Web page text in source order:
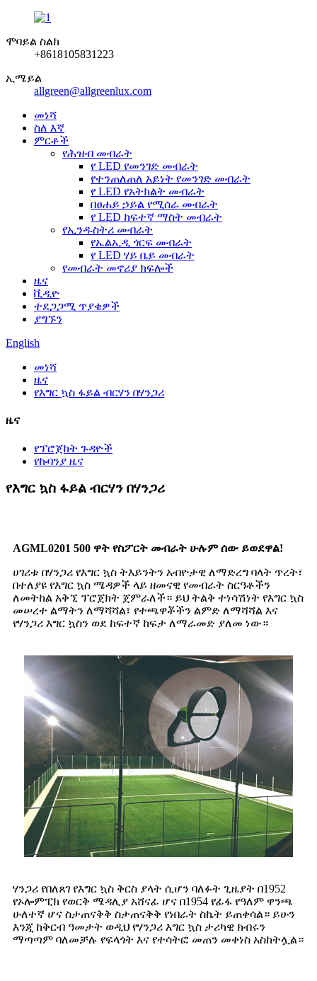
ሞባይል ስልክ
+8618105831223
ኢሜይል
allgreen@allgreenlux.com
መነሻ
ስለ እኛ
ምርቶች
የሕዝብ መብራት
የ LED የመንገድ መብራት
የተንጠለጠለ አይነት የመንገድ መብራት
የ LED የአትክልት መብራት
በፀሐይ ኃይል የሚሰራ መብራት
የ LED ከፍተኛ ማስት መብራት
የኢንዱስትሪ መብራት
የኤልኢዲ ጎርፍ መብራት
የ LED ሃይ ቤይ መብራት
የመብራት መኖሪያ ክፍሎች
ዜና
ቪዲዮ
ተደጋጋሚ ጥያቄዎች
ያግኙን
English
መነሻ
ዜና
የእግር ኳስ ፋይል ብርሃን በሃንጋሪ
ዜና
የፕሮጀክት ጉዳዮች
የኩባንያ ዜና
የእግር ኳስ ፋይል ብርሃን በሃንጋሪ
AGML0201 500 ዋት የስፖርት መብራት ሁሉም ሰው ይወደዋል!
ሀገሪቱ በሃንጋሪ የእግር ኳስ ትእይንትን አብዮታዊ ለማድረግ ባላት ጥረት፣
በተለያዩ የእግር ኳስ ሜዳዎች ላይ ዘመናዊ የመብራት ስርዓቶችን
ለመትከል አቅኚ ፕሮጀክት ጀምራለች። ይህ ትልቅ ተነሳሽነት የእግር ኳስ
መሠረተ ልማትን ለማሻሻል፣ የተጫዋቾችን ልምድ ለማሻሻል እና
የሃንጋሪ እግር ኳስን ወደ ከፍተኛ ከፍታ ለማራመድ ያለመ ነው።
ሃንጋሪ የበለጸገ የእግር ኳስ ቅርስ ያላት ሲሆን ባለፉት ጊዜያት በ1952
የኦሎምፒክ የወርቅ ሜዳሊያ አሸናፊ ሆና በ1954 የፊፋ የዓለም ዋንጫ
ሁለተኛ ሆና ስታጠናቅቅ ስታጠናቅቅ የነበራት ስኬት ይጠቀሳል። ይሁን
እንጂ ከቅርብ ዓመታት ወዲህ የሃንጋሪ እግር ኳስ ታሪካዊ ክብሩን
ማጣጣም ባለመቻሉ የፍላጎት እና የተሳትፎ መጠን መቀነስ አስከትሏል።